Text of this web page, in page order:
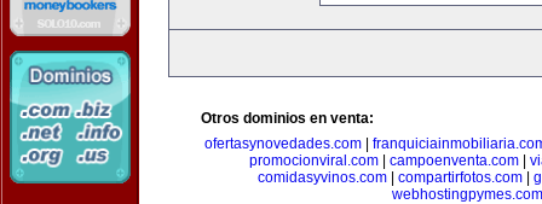
Otros dominios en venta:
ofertasynovedades.com|
promocionviral.com
campoenventa.com
comidasyvinos.com| compartirfotos.com|
webhostingpymes.com